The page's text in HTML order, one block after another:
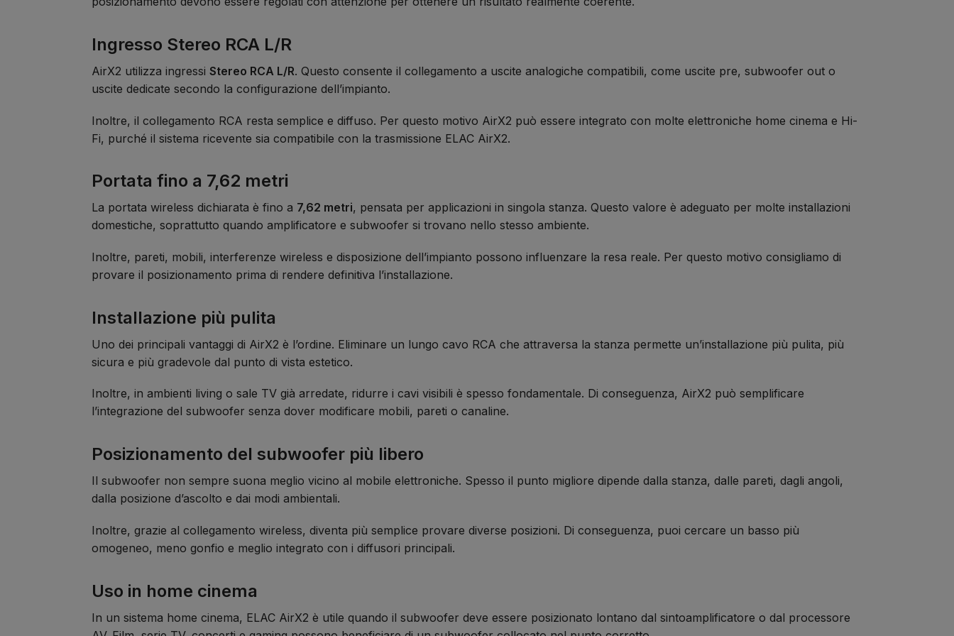
Ingresso Stereo RCA L/R
AirX2 utilizza ingressi Stereo RCA L/R. Questo consente il collegamento a uscite analogiche compatibili, come uscite pre, subwoofer out o
uscite dedicate secondo la configurazione dell’impianto.
Inoltre, il collegamento RCA resta semplice e diffuso. Per questo motivo AirX2 può essere integrato con molte elettroniche home cinema e Hi-
Fi, purché il sistema ricevente sia compatibile con la trasmissione ELAC AirX2.
Portata fino a 7,62 metri
La portata wireless dichiarata è fino a 7,62 metri, pensata per applicazioni in singola stanza. Questo valore è adeguato per molte installazioni
domestiche, soprattutto quando amplificatore e subwoofer si trovano nello stesso ambiente.
Inoltre, pareti, mobili, interferenze wireless e disposizione dell’impianto possono influenzare la resa reale. Per questo motivo consigliamo di
provare il posizionamento prima di rendere definitiva l’installazione.
Installazione più pulita
Uno dei principali vantaggi di AirX2 è l’ordine. Eliminare un lungo cavo RCA che attraversa la stanza permette un’installazione più pulita, più
sicura e più gradevole dal punto di vista estetico.
Inoltre, in ambienti living o sale TV già arredate, ridurre i cavi visibili è spesso fondamentale. Di conseguenza, AirX2 può semplificare
l’integrazione del subwoofer senza dover modificare mobili, pareti o canaline.
Posizionamento del subwoofer più libero
Il subwoofer non sempre suona meglio vicino al mobile elettroniche. Spesso il punto migliore dipende dalla stanza, dalle pareti, dagli angoli,
dalla posizione d’ascolto e dai modi ambientali.
Inoltre, grazie al collegamento wireless, diventa più semplice provare diverse posizioni. Di conseguenza, puoi cercare un basso più
omogeneo, meno gonfio e meglio integrato con i diffusori principali.
Uso in home cinema
In un sistema home cinema, ELAC AirX2 è utile quando il subwoofer deve essere posizionato lontano dal sintoamplificatore o dal processore